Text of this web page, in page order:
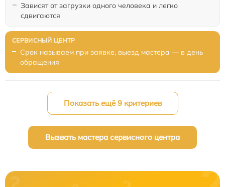
Зависят от загрузки одного человека и легко
сдвигаются
Срок называем при заявке, выезд мастера — в день
обращения
Показать ещё 9 критериев
Вызвать мастера сервисного центра